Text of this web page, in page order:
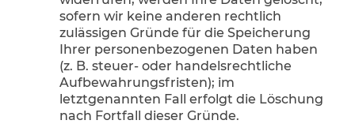
sofern wir keine anderen rechtlich
zulässigen Gründe für die Speicherung
Ihrer personenbezogenen Daten haben
(z. B. steuer- oder handelsrechtliche
Aufbewahrungsfristen); im
letztgenannten Fall erfolgt die Löschung
nach Fortfall dieser Gründe.